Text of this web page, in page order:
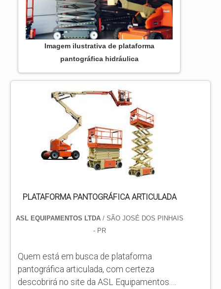
Imagem ilustrativa de plataforma
pantográfica hidráulica
PLATAFORMA PANTOGRÁFICA ARTICULADA
ASL EQUIPAMENTOS LTDA/ SÃO JOSÉ DOS PINHAIS
- PR
Quem está em busca de plataforma
pantográfica articulada, com certeza
descobrirá no site da ASL Equipamentos.